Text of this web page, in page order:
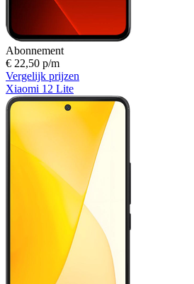
Abonnement
€ 22,50 p/m
Vergelijk prijzen
Xiaomi 12 Lite